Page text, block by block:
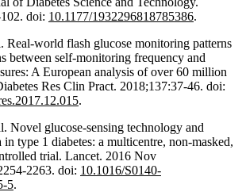
doi: 10.1177/1932296818785386.
Real-world flash glucose monitoring patterns
between self-monitoring frequency and
A European analysis of over 60 million
Res Clin Pract. 2018;137:37-46. doi:
.
Novel glucose-sensing technology and
type 1 diabetes: a multicentre, non-masked,
trial. Lancet. 2016 Nov
2263. doi: 10.1016/S0140-
5.